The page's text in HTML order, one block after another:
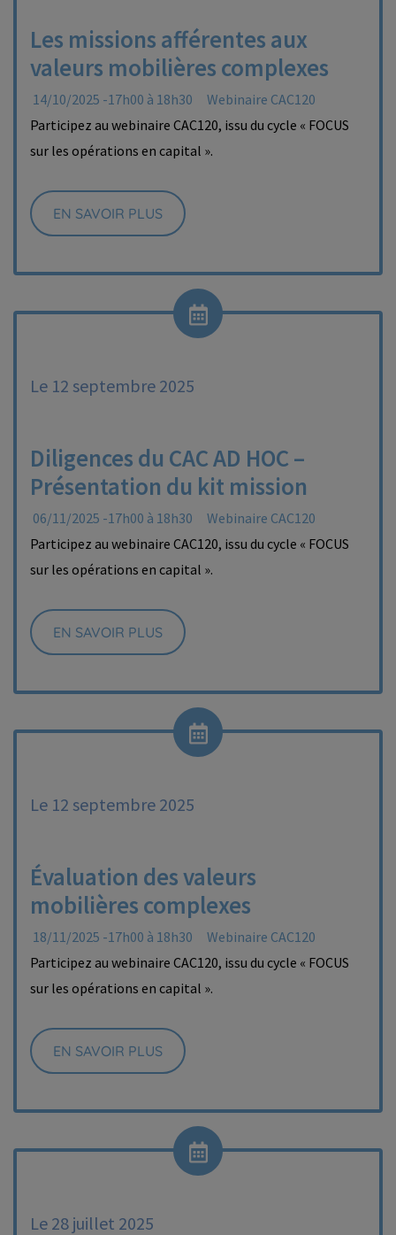
Les missions afférentes aux
valeurs mobilières complexes
14/10/2025 -17h00 à 18h30
Webinaire CAC120
Participez au webinaire CAC120, issu du cycle « FOCUS
sur les opérations en capital ».
EN SAVOIR PLUS
Le 12 septembre 2025
Diligences du CAC AD HOC –
Présentation du kit mission
06/11/2025 -17h00 à 18h30
Webinaire CAC120
Participez au webinaire CAC120, issu du cycle « FOCUS
sur les opérations en capital ».
EN SAVOIR PLUS
Le 12 septembre 2025
Évaluation des valeurs
mobilières complexes
18/11/2025 -17h00 à 18h30
Webinaire CAC120
Participez au webinaire CAC120, issu du cycle « FOCUS
sur les opérations en capital ».
EN SAVOIR PLUS
Le 28 juillet 2025